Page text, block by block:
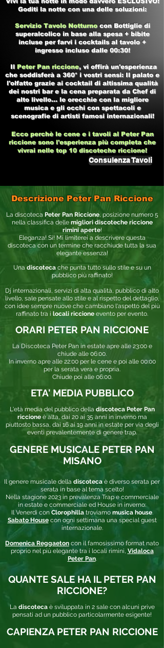
Goditi la notte con una delle soluzioni:
Servizio Tavolo Notturnocon Bottiglie di
superalcolico in base alla spesa + bibite
incluse per farvi i cocktails al tavolo +
ingresso incluso dalle 00:30!
Il Peter Pan riccione, vi offirà un'esperienza
che soddisferà a 360° i vostri sensi: Il palato e
l'olfatto grazie ai cocktail di altissima qualità
dei nostri bar e la cena preparata da Chef di
alto livello... le orecchie con la migliore
musica e gli occhi con spettacoli e
scenografie di artisti famosi internazionali!
Ecco perchè le cene e i tavoli al Peter Pan
riccionesono l'esperienza più completa che
vivrai nelle top 10 discoteche riccione!
Consulenza Tavoli
Descrizione Peter Pan Riccione
La discoteca Peter Pan Riccione, posizione numero 5
nella classifica delle migliori discoteche riccione
rimini aperte!
Eleganza! Si! Mi limiterei a descrivere questa
discoteca con un termine che racchiude tutta la sua
elegante essenza!
Una discotecache punta tutto sullo stile e su un
pubblico più raffinato!
Dj internazionali, servizi di alta qualità, pubblico di alto
livello, sale pensate allo stile e al rispetto del dettaglio,
con idee sempre nuove che cambiano l'aspetto del più
raffinato tra i locali riccione evento per evento.
ORARI PETER PAN RICCIONE
La Discoteca Peter Pan in estate apre alle 23:00 e
chiude alle 06:00.
In inverno apre alle 22:00 per le cene e poi alle 00:00
per la serata vera e propria.
Chiude poi alle 06:00.
ETA' MEDIA PUBBLICO
L'età media del pubblico della discoteca Peter Pan
riccioneè alta, dai 20 ai 35 anni in inverno ma
piuttosto bassa, dai 16 ai 19 anni in estate per via degli
eventi prevalentemente di genere trap.
GENERE MUSICALE PETER PAN
MISANO
Il genere musicale della discotecaè diverso serata per
serata in base al tema scelto!
Nella stagione 2023 in prevalenza Trap e commerciale
in estate e commerciale ed House in inverno:
Il Venerdi con Clorophillatroviamo musica house.
Sabato Housecon ogni settimana una special guest
internazionale.
Domenica Reggaeton con il famosissimo format nato
proprio nel più elegante tra i locali rimini, Vidaloca
Peter Pan.
QUANTE SALE HA IL PETER PAN
RICCIONE?
La discotecaè sviluppata in 2 sale con alcuni prive
pensati ad un pubblico particolarmente esigente!
CAPIENZA PETER PAN RICCIONE